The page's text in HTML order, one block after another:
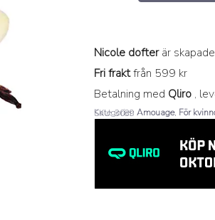
Nicole dofterär
Fri fraktfrån 599 kr
Betalning med Qliro ,
SKU: 3089
Kategorier:Amouage, För